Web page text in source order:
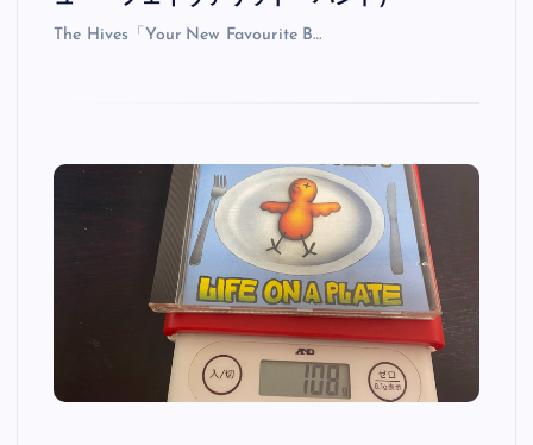
The Hives「Your New Favourite B…